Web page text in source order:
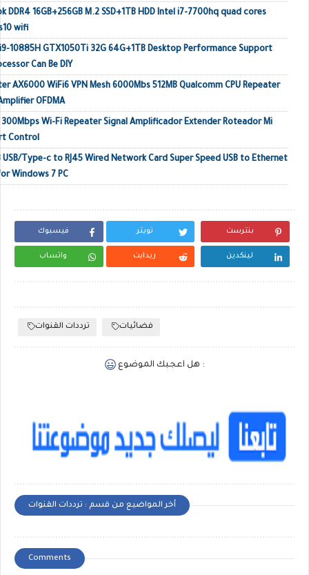
DDR4 16GB+256GB M.2 SSD+1TB HDD Intel i7-7700hq quad cores
wifi
10885H GTX1050Ti 32G 64G+1TB Desktop Performance Support
Can Be DIY
AX6000 WiFi6 VPN Mesh 6000Mbs 512MB Qualcomm CPU Repeater
OFDMA
Wi-Fi Repeater Signal Amplificador Extender Roteador Mi
Control
USB/Type-c to RJ45 Wired Network Card Super Speed USB to Ethernet
Windows 7 PC
فيسبوك تويتر بنترست
واتساب ريدايت لينكدين
ترددات القنوات فضائيات
هل اعجبك الموضوع :
أخر المواضيع من قسم : ترددات القنوات
Comments